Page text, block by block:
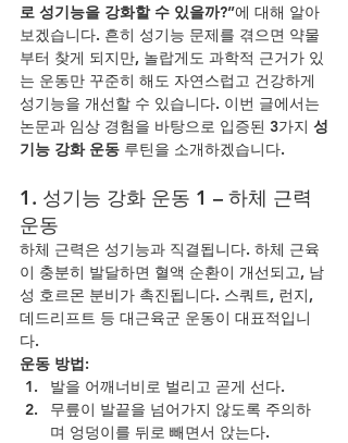
로 성기능을 강화할 수 있을까?”에 대해 알아
보겠습니다. 흔히 성기능 문제를 겪으면 약물
부터 찾게 되지만, 놀랍게도 과학적 근거가 있
는 운동만 꾸준히 해도 자연스럽고 건강하게
성기능을 개선할 수 있습니다. 이번 글에서는
논문과 임상 경험을 바탕으로 입증된 3가지 성
기능 강화 운동 루틴을 소개하겠습니다.
1. 성기능 강화 운동 1 – 하체 근력
운동
하체 근력은 성기능과 직결됩니다. 하체 근육
이 충분히 발달하면 혈액 순환이 개선되고, 남
성 호르몬 분비가 촉진됩니다. 스쿼트, 런지,
데드리프트 등 대근육군 운동이 대표적입니
다.
운동 방법:
발을 어깨너비로 벌리고 곧게 선다.
무릎이 발끝을 넘어가지 않도록 주의하
며 엉덩이를 뒤로 빼면서 앉는다.